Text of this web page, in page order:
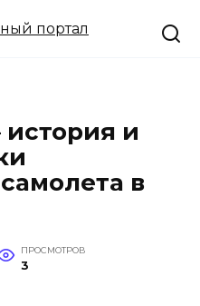
история и
в
ПРОСМОТРОВ
3